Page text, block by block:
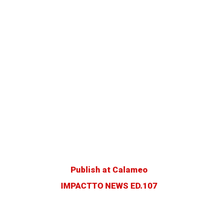
Publish at Calameo
IMPACTTO NEWS ED.107